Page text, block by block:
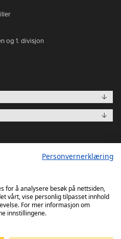
og 1. divisjon
Personvernerklæring
for å analysere besøk på nettsiden,
vårt, vise personlig tilpasset innhold
For mer informasjon om
innstillingene.